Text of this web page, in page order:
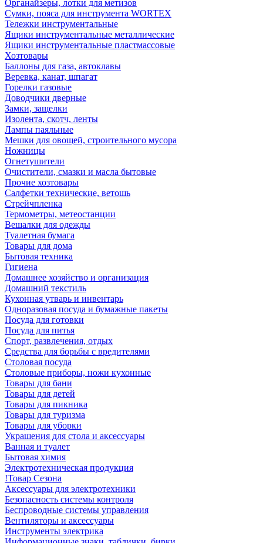
Органайзеры, лотки для метизов
Сумки, пояса для инструмента WORTEX
Тележки инструментальные
Ящики инструментальные металлические
Ящики инструментальные пластмассовые
Хозтовары
Баллоны для газа, автоклавы
Веревка, канат, шпагат
Горелки газовые
Доводчики дверные
Замки, защелки
Изолента, скотч, ленты
Лампы паяльные
Мешки для овощей, строительного мусора
Ножницы
Огнетушители
Очистители, смазки и масла бытовые
Прочие хозтовары
Салфетки технические, ветошь
Стрейчпленка
Термометры, метеостанции
Вешалки для одежды
Туалетная бумага
Товары для дома
Бытовая техника
Гигиена
Домашнее хозяйство и организация
Домашний текстиль
Кухонная утварь и инвентарь
Одноразовая посуда и бумажные пакеты
Посуда для готовки
Посуда для питья
Спорт, развлечения, отдых
Средства для борьбы с вредителями
Столовая посуда
Столовые приборы, ножи кухонные
Товары для бани
Товары для детей
Товары для пикника
Товары для туризма
Товары для уборки
Украшения для стола и аксессуары
Ванная и туалет
Бытовая химия
Электротехническая продукция
!Товар Сезона
Аксессуары для электротехники
Безопасность системы контроля
Беспроводные системы управления
Вентиляторы и аксессуары
Инструменты электрика